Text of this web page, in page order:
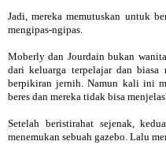
Jadi, mereka memutuskan untuk
mengipas-ngipas.
Moberly dan Jourdain bukan
dari keluarga terpelajar dan biasa
berpikiran jernih. Namun kali ini
beres dan mereka tidak bisa
Setelah beristirahat sejenak,
menemukan sebuah gazebo. Lalu